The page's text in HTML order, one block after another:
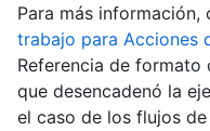
Para más información,
trabajo para Acciones
Referencia de
que desencadenó la
el caso de los flujos